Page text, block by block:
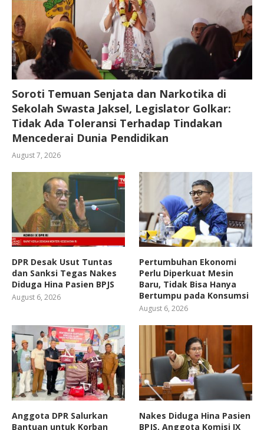
Soroti Temuan Senjata dan Narkotika di
Sekolah Swasta Jaksel, Legislator Golkar:
Tidak Ada Toleransi Terhadap Tindakan
Mencederai Dunia Pendidikan
August 7, 2026
DPR Desak Usut Tuntas
dan Sanksi Tegas Nakes
Diduga Hina Pasien BPJS
August 6, 2026
Pertumbuhan Ekonomi
Perlu Diperkuat Mesin
Baru, Tidak Bisa Hanya
Bertumpu pada Konsumsi
August 6, 2026
Anggota DPR Salurkan
Bantuan untuk Korban
Nakes Diduga Hina Pasien
BPJS, Anggota Komisi IX